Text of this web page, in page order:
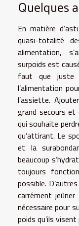
Quelques
En matière
quasi-totalité
alimentation,
surpoids est
faut que juste
l’alimentation
l’assiette.
grand secours et
qui souhaite
qu’attirant. Le
et la
beaucoup
toujours
possible.
carrément jeûner
nécessaire pour
poids qu’ils visent